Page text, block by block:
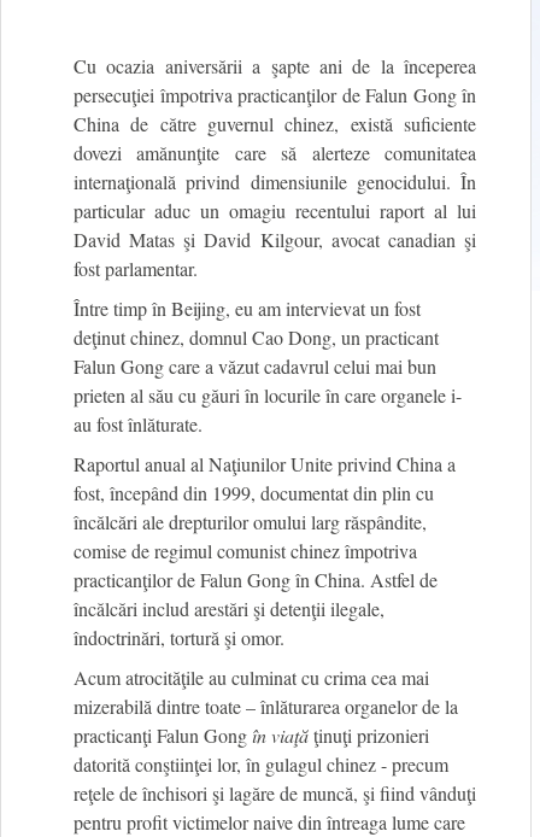
Cu ocazia aniversării a şapte ani de la începerea
persecuţiei împotriva practicanţilor de Falun Gong în
China de către guvernul chinez, există suficiente
dovezi amănunţite care să alerteze comunitatea
internaţională privind dimensiunile genocidului. În
particular aduc un omagiu recentului raport al lui
David Matas şi David Kilgour, avocat canadian şi
fost parlamentar.
Între timp în Beijing, eu am intervievat un fost
deţinut chinez, domnul Cao Dong, un practicant
Falun Gong care a văzut cadavrul celui mai bun
prieten al său cu găuri în locurile în care organele i-
au fost înlăturate.
Raportul anual al Naţiunilor Unite privind China a
fost, începând din 1999, documentat din plin cu
încălcări ale drepturilor omului larg răspândite,
comise de regimul comunist chinez împotriva
practicanţilor de Falun Gong în China. Astfel de
încălcări includ arestări şi detenţii ilegale,
îndoctrinări, tortură şi omor.
Acum atrocităţile au culminat cu crima cea mai
mizerabilă dintre toate – înlăturarea organelor de la
practicanţi Falun Gong în viaţăţinuţi prizonieri
datorită conştiinţei lor, în gulagul chinez - precum
reţele de închisori şi lagăre de muncă, şi fiind vânduţi
pentru profit victimelor naive din întreaga lume care